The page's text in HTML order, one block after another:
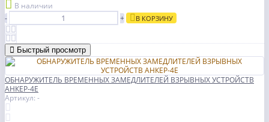
В наличии
-
+ В КОРЗИНУ
Быстрый просмотр
ОБНАРУЖИТЕЛЬ ВРЕМЕННЫХ ЗАМЕДЛИТЕЛЕЙ ВЗРЫВНЫХ УСТРОЙСТВ
АНКЕР-4Е
Артикул: -